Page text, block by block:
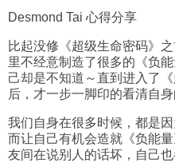
Desmond Tai 心得分享
比起没修《超级生命密码》
里不经意制造了很多的《负
己却是不知道～直到进入了
后，才一步一脚印的看清自
我们自身在很多时候，都是
而让自己有机会造就《负能
友间在说别人的话坏，自己